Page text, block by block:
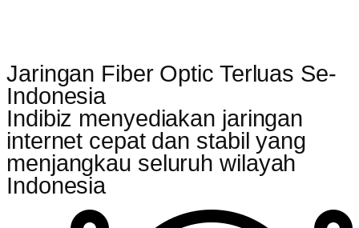
Jaringan Fiber Optic Terluas Se-
Indonesia
Indibiz menyediakan jaringan
internet cepat dan stabil yang
menjangkau seluruh wilayah
Indonesia